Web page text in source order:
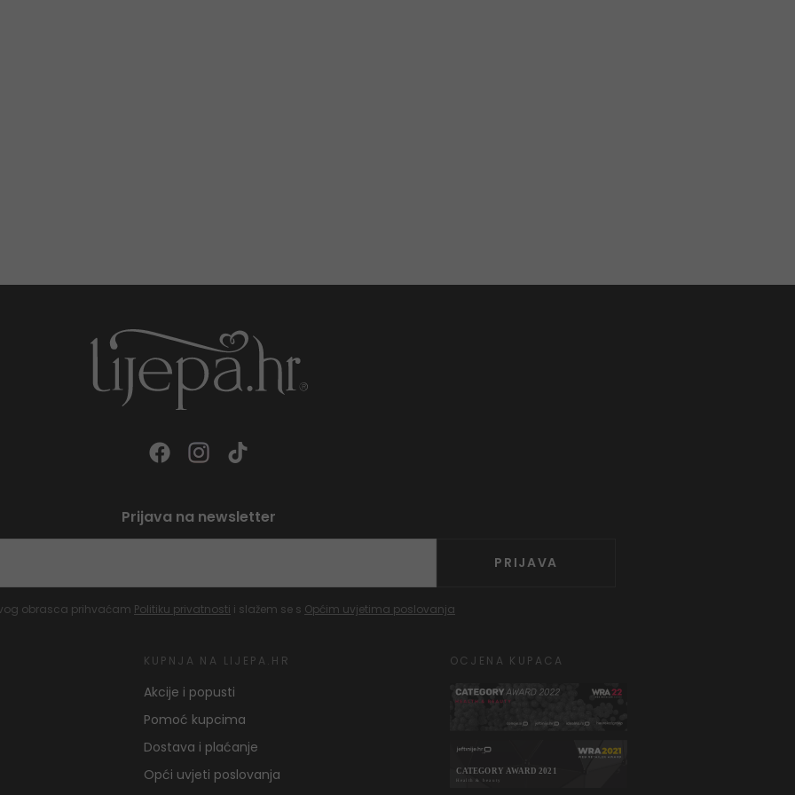
Prijava na newsletter
PRIJAVA
obrasca prihvaćam Politiku privatnosti i slažem se s Općim uvjetima poslovanja
KUPNJA NA LIJEPA.HR
Akcije i popusti
Pomoć kupcima
Dostava i plaćanje
Opći uvjeti poslovanja
OCJENA KUPACA